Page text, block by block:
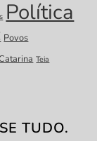
Política
Povos
Teia
TUDO.